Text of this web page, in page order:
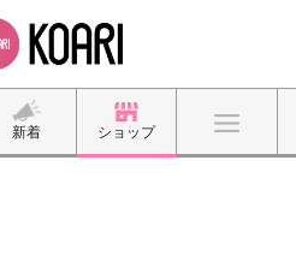
新着 ショップ